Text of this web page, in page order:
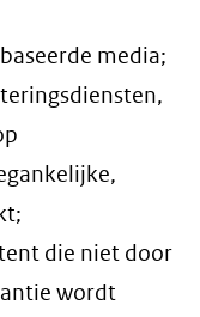
media;
die niet door
wordt